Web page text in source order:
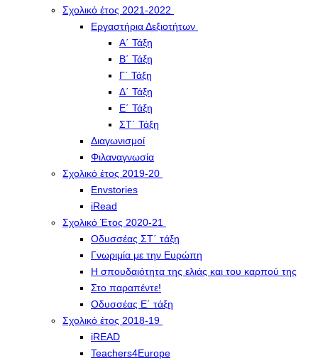
Σχολικό έτος 2021-2022
Εργαστήρια Δεξιοτήτων
Α΄ Τάξη
Β΄ Τάξη
Γ΄ Τάξη
Δ΄ Τάξη
Ε΄ Τάξη
ΣΤ΄ Τάξη
Διαγωνισμοί
Φιλαναγνωσία
Σχολικό έτος 2019-20
Envstories
iRead
Σχολικό Έτος 2020-21
Οδυσσέας ΣΤ΄ τάξη
Γνωριμία με την Ευρώπη
Η σπουδαιότητα της ελιάς και του καρπού της
Στο παραπέντε!
Οδυσσέας Ε΄ τάξη
Σχολικό έτος 2018-19
iREAD
Teachers4Europe